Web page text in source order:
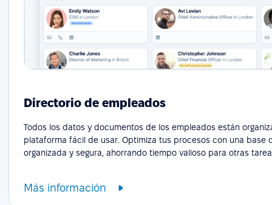
Directorio de empleados
Todos los datos y documentos de los empleados están
plataforma fácil de usar. Optimiza tus procesos con una base
organizada y segura, ahorrando tiempo valioso para otras
Más información